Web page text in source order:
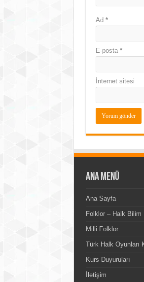
Ad *
E-posta *
İnternet sitesi
Ana Menü
Ana Sayfa
Folklor – Halk Bilim
Milli Folklor
Türk Halk Oyunları
Kurs Duyuruları
İletişim